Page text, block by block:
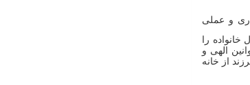
و عملی
را
الهی و
از خانه